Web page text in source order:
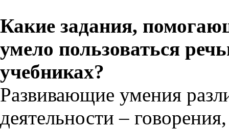
Какие задания,
умело пользоваться
учебниках?
Развивающие умения
деятельности –